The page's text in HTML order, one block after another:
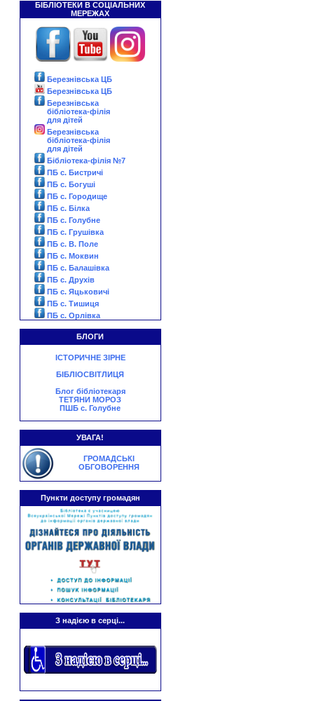
БІБЛІОТЕКИ В СОЦІАЛЬНИХ
МЕРЕЖАХ
Березнівська ЦБ
Березнівська ЦБ
Березнівська
бібліотека-філія
для дітей
Березнівська
бібліотека-філія
для дітей
Бібліотека-філія №7
ПБ с. Бистричі
ПБ с. Богуші
ПБ с. Городище
ПБ с. Білка
ПБ с. Голубне
ПБ с. Грушівка
ПБ с. В. Поле
ПБ с. Моквин
ПБ с. Балашівка
ПБ с. Друхів
ПБ с. Яцьковичі
ПБ с. Тишиця
ПБ с. Орлівка
БЛОГИ
ІСТОРИЧНЕ ЗІРНЕ
БІБЛІОСВІТЛИЦЯ
Блог бібліотекаря
ТЕТЯНИ МОРОЗ
ПШБ с. Голубне
УВАГА!
ГРОМАДСЬКІ
ОБГОВОРЕННЯ
Пункти доступу громадян
З надією в серці...